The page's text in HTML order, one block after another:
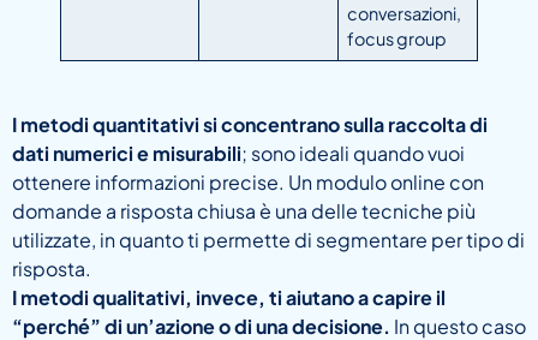
conversazioni,
focus group
I metodi quantitativi si concentrano sulla raccolta di
dati numerici e misurabili; sono ideali quando vuoi
ottenere informazioni precise. Un modulo online con
domande a risposta chiusa è una delle tecniche più
utilizzate, in quanto ti permette di segmentare per tipo di
risposta.
I metodi qualitativi, invece, ti aiutano a capire il
“perché” di un’azione o di una decisione. In questo caso